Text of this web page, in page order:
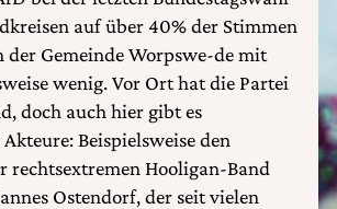
auf über 40% der Stimmen
der Gemeinde Worpswe-de mit
wenig. Vor Ort hat die Partei
doch auch hier gibt es
Beispielsweise den
rechtsextremen Hooligan-Band
Ostendorf, der seit vielen